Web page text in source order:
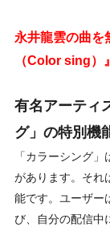
永井龍雲の曲を
（Color sing）
有名アーティ
グ」の特別機
「カラーシング
があります。それ
能です。ユーザー
び、自分の配信中